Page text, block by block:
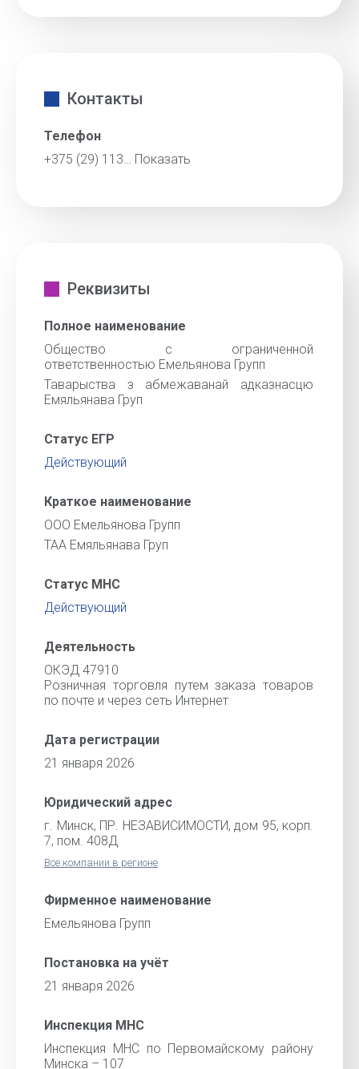
Контакты
Телефон
+375 (29) 113… Показать
Реквизиты
Полное наименование
Общество с ограниченной
ответственностью Емельянова Групп
Таварыства з абмежаванай адказнасцю
Емяльянава Груп
Статус ЕГР
Действующий
Краткое наименование
ООО Емельянова Групп
ТАА Емяльянава Груп
Статус МНС
Действующий
Деятельность
ОКЭД 47910
Розничная торговля путем заказа товаров
по почте и через сеть Интернет
Дата регистрации
21 января 2026
Юридический адрес
г. Минск, ПР. НЕЗАВИСИМОСТИ, дом 95, корп.
7, пом. 408Д
Все компании в регионе
Фирменное наименование
Емельянова Групп
Постановка на учёт
21 января 2026
Инспекция МНС
Инспекция МНС по Первомайскому району
Минска – 107